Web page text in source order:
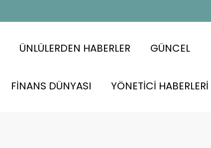
ÜNLÜLERDEN HABERLER GÜNCEL
FİNANS DÜNYASI YÖNETİCİ HABERLERİ